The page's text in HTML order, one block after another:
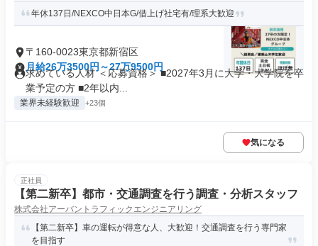
年休137日/NEXCO中日本G/借上げ社宅有/理系大歓迎
〒160-0023東京都新宿区
月給26万3500円～27万9500円
求めている人材 ＜応募資格＞ ■2027年3月に大学・大学院を卒
業予定の方 ■2年以内...
業界未経験歓迎 +23個
気になる
正社員
【第二新卒】都市・交通調査を行う調査・分析スタッフ
株式会社アーバントラフィックエンジニアリング
【第二新卒】車の運転が得意な人、大歓迎！交通調査を行う専門家
を目指す